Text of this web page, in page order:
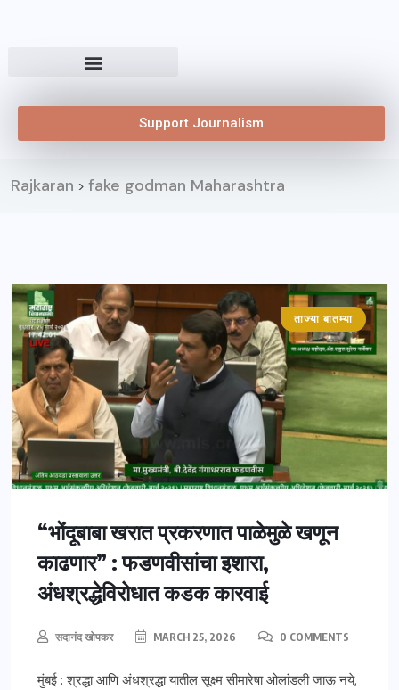
Support Journalism
Rajkaran > fake godman Maharashtra
महाराष्ट्र
ताज्या बातम्या
“भोंदूबाबा खरात प्रकरणात पाळेमुळे खणून
काढणार” : फडणवीसांचा इशारा,
अंधश्रद्धेविरोधात कडक कारवाई
सदानंद खोपकर MARCH 25, 2026 0 COMMENTS
मुंबई : श्रद्धा आणि अंधश्रद्धा यातील सूक्ष्म सीमारेषा ओलांडली जाऊ नये,